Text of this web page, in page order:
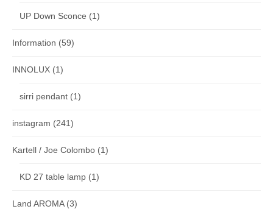
UP Down Sconce (1)
Information (59)
INNOLUX (1)
sirri pendant (1)
instagram (241)
Kartell / Joe Colombo (1)
KD 27 table lamp (1)
Land AROMA(3)